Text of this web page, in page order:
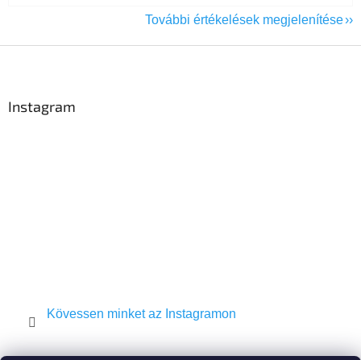
További értékelések megjelenítése
Instagram
Kövessen minket az Instagramon